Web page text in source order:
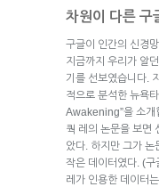
차원이 다른 구
구글이 인간의 신경
지금까지 우리가 알
기를 선보였습니다.
적으로 분석한 뉴욕
Awakening”을 소개
쿽 레의 논문을 보면
았다. 하지만 그가
작은 데이터였다. (구
레가 인용한 데이터